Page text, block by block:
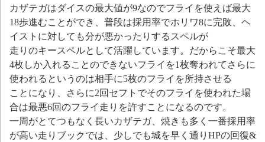
カザテガはダイスの最大値が9なのでフライを使えば最大
18歩進むことができ、普段は採用率でホリワ8に完敗、ヘ
イストに対しても分が悪かったりするスペルが
走りのキースペルとして活躍しています。だからこそ最大
4枚しか入れることのできないフライを1枚奪われてさらに
使われるというのは相手に5枚のフライを所持させる
ことになり、さらに2回セフトでそのフライを使われた場
合は最悪6回のフライ走りを許すことになるのです。
一周がとてつもなく長いカザテガ、焼きも多く一番採用率
が高い走りブックでは、少しでも城を早く通りHPの回復&